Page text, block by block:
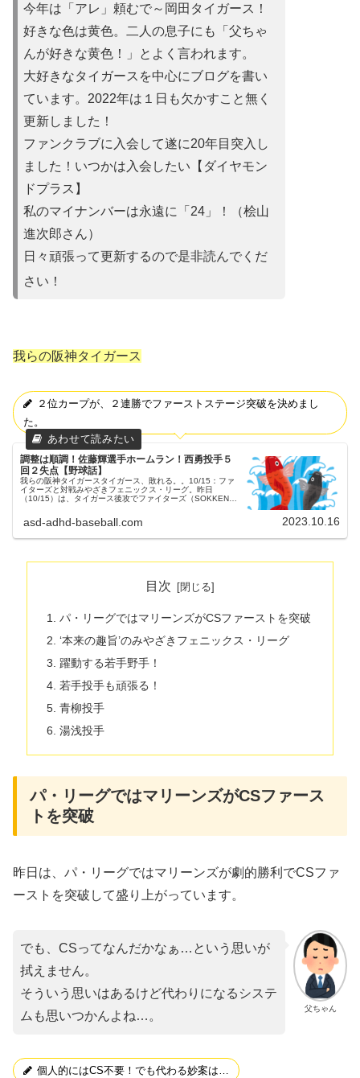
今年は「アレ」頼むで～岡田タイガース！
好きな色は黄色。二人の息子にも「父ちゃ
んが好きな黄色！」とよ く言われます。
大好きなタイガースを中心にブログを書い
ています。2022年は １日も欠かすこと無く
更新しました！
ファンクラブに入会して遂に20年目突入し
ました！いつかは入会 したい【ダイヤモン
ドプラス】
私のマイナンバーは永遠に「24」！（桧山
進次郎さん）
日々頑張って更新するので是非読んでくだ
さい！
我らの阪神タイガース
２位カープが、２連勝でファーストステージ突破を決めまし
た。
調整は順調！佐藤輝選手ホームラン！西勇投手５
回２失点【野球話】
我らの阪神タイガースタイガース、敗れる。。10/15：ファ
イターズと対戦みやざきフェニックス・リーグ。昨日
（10/15）は、タイガース後攻でファイターズ（SOKKEN）
asd-adhd-baseball.com 2023.10.16
目次
パ・リーグではマリーンズがCSファーストを突破
‘本来の趣旨’のみやざきフェニックス・リーグ
躍動する若手野手！
若手投手も頑張る！
青柳投手
湯浅投手
パ・リーグではマリーンズがCSファース
トを突破
昨日は、パ・リーグではマリーンズが劇的勝利でCSファ
ーストを突破して盛り上がっています。
父ちゃん
でも、CSってなんだかなぁ…という思いが
拭えません。
そういう思いはあるけど代わりになるシステ
ムも思いつかんよね…。
個人的にはCS不要！でも代わる妙案は…